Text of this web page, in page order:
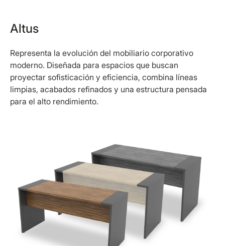
Altus
Representa la evolución del mobiliario corporativo
moderno. Diseñada para espacios que buscan
proyectar sofisticación y eficiencia, combina líneas
limpias, acabados refinados y una estructura pensada
para el alto rendimiento.